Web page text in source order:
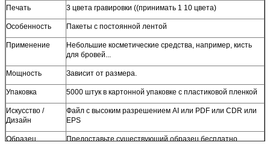
Печать 3 цвета гравировки ((принимать 1 10 цвета)
Особенность Пакеты с постоянной лентой
Применение
Небольшие косметические средства, например, кисть
для бровей...
Мощность Зависит от размера.
Упаковка 5000 штук в картонной упаковке с пластиковой пленкой
Искусство /
Дизайн
Файл с высоким разрешением AI или PDF или CDR или
EPS
Образец Предоставьте существующий образец бесплатно